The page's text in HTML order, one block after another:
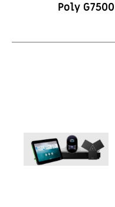
Poly G7500